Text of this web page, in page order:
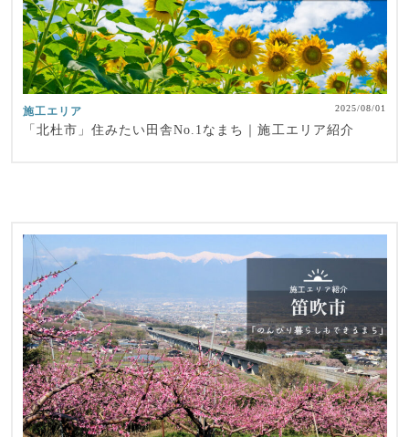
施工エリア 2025/08/01
「北杜市」住みたい田舎No.1なまち｜施工エリア紹介